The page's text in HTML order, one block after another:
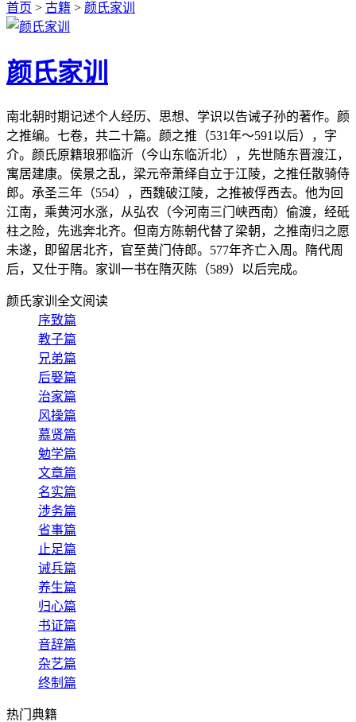
首页 > 古籍 > 颜氏家训
颜氏家训
南北朝时期记述个人经历、思想、学识以告诫子孙的著作。颜
之推编。七卷，共二十篇。颜之推（531年～591以后），字
介。颜氏原籍琅邪临沂（今山东临沂北），先世随东晋渡江，
寓居建康。侯景之乱，梁元帝萧绎自立于江陵，之推任散骑侍
郎。承圣三年（554），西魏破江陵，之推被俘西去。他为回
江南，乘黄河水涨，从弘农（今河南三门峡西南）偷渡，经砥
柱之险，先逃奔北齐。但南方陈朝代替了梁朝，之推南归之愿
未遂，即留居北齐，官至黄门侍郎。577年齐亡入周。隋代周
后，又仕于隋。家训一书在隋灭陈（589）以后完成。
颜氏家训全文阅读
序致篇
教子篇
兄弟篇
后娶篇
治家篇
风操篇
慕贤篇
勉学篇
文章篇
名实篇
涉务篇
省事篇
止足篇
诫兵篇
养生篇
归心篇
书证篇
音辞篇
杂艺篇
终制篇
热门典籍